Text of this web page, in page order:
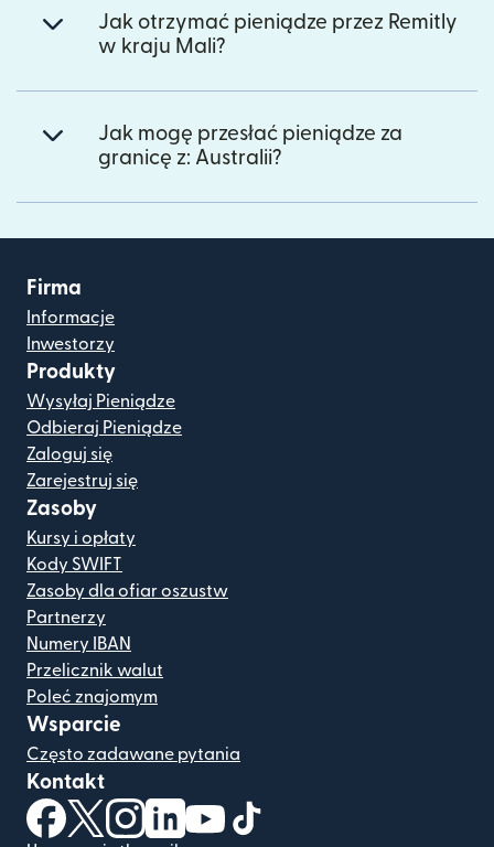
Jak otrzymać pieniądze przez Remitly
w kraju Mali?
Jak mogę przesłać pieniądze za
granicę z: Australii?
Firma
Informacje
Inwestorzy
Produkty
Wysyłaj Pieniądze
Odbieraj Pieniądze
Zaloguj się
Zarejestruj się
Zasoby
Kursy i opłaty
Kody SWIFT
Zasoby dla ofiar oszustw
Partnerzy
Numery IBAN
Przelicznik walut
Poleć znajomym
Wsparcie
Często zadawane pytania
Kontakt
(otwiera się w nowym oknie)
(otwiera się w nowym oknie)
(otwiera się w nowym oknie)
(otwiera się w nowym oknie)
(otwiera się w nowym oknie)